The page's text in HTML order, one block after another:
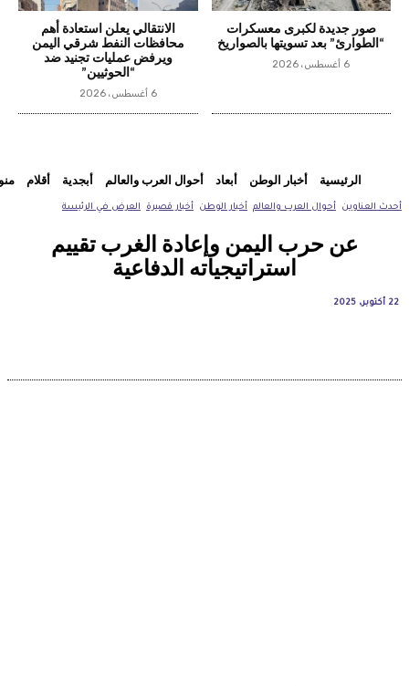
صور جديدة لكبرى معسكرات
“الطوارئ” بعد تسويتها بالصواريخ
6 أغسطس، 2026
الانتقالي يعلن استعادة أهم
محافظات النفط شرقي اليمن
ويرفض عمليات تجنيد ضد
“الحوثيين”
6 أغسطس، 2026